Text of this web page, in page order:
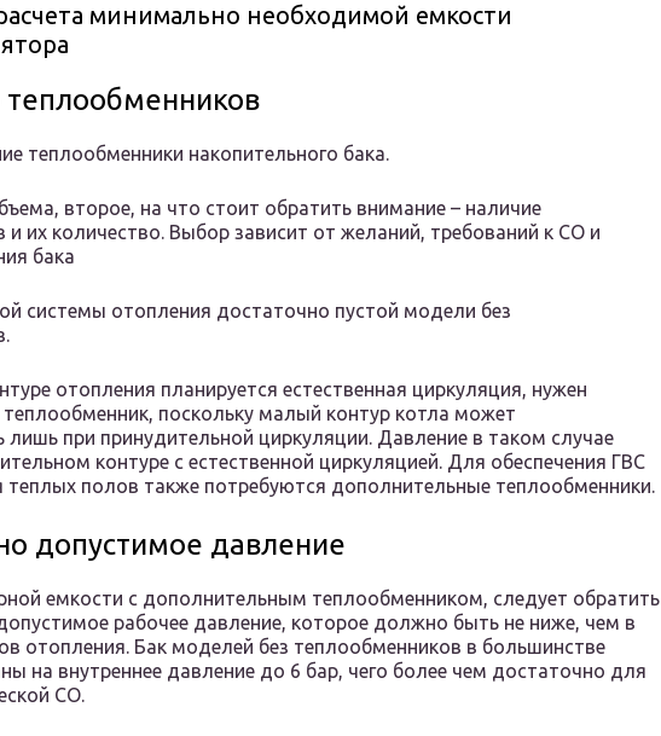
минимально необходимой емкости
теплообменников
теплообменники накопительного бака.
второе, на что стоит обратить внимание – наличие
и их количество. Выбор зависит от желаний, требований к СО и
бака
системы отопления достаточно пустой модели без
отопления планируется естественная циркуляция, нужен
поскольку малый контур котла может
лишь при принудительной циркуляции. Давление в таком случае
контуре с естественной циркуляцией. Для обеспечения ГВС
полов также потребуются дополнительные теплообменники.
допустимое давление
емкости с дополнительным теплообменником, следует обратить
рабочее давление, которое должно быть не ниже, чем в
отопления. Бак моделей без теплообменников в большинстве
на внутреннее давление до 6 бар, чего более чем достаточно для
СО.